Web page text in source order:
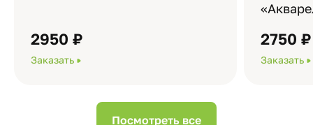
2950 ₽
Заказать
2750 ₽
Заказать
Посмотреть все